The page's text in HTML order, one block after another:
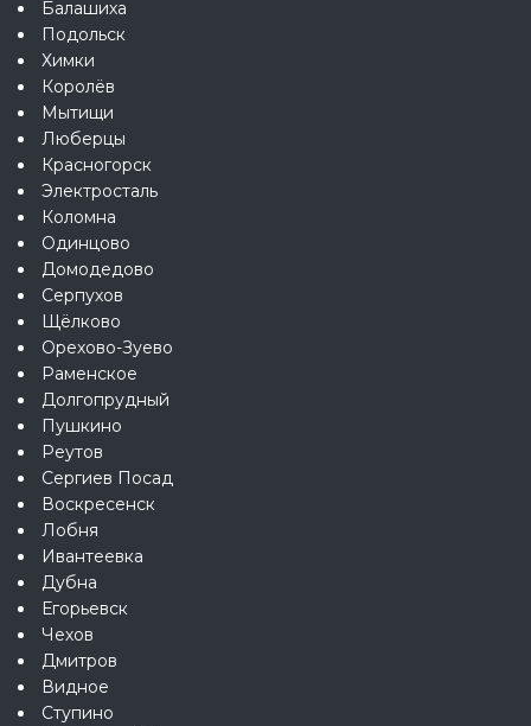
Балашиха
Подольск
Химки
Королёв
Мытищи
Люберцы
Красногорск
Электросталь
Коломна
Одинцово
Домодедово
Серпухов
Щёлково
Орехово-Зуево
Раменское
Долгопрудный
Пушкино
Реутов
Сергиев Посад
Воскресенск
Лобня
Ивантеевка
Дубна
Егорьевск
Чехов
Дмитров
Видное
Ступино